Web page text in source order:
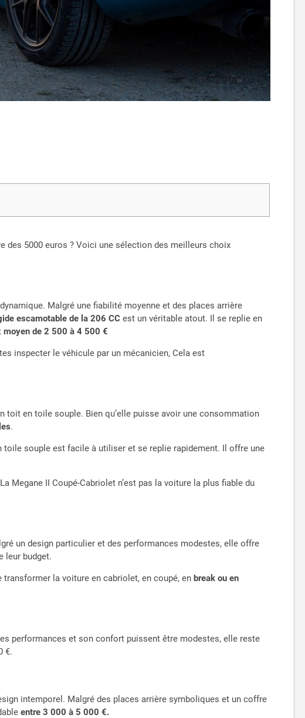
des 5000 euros ? Voici une sélection des meilleurs choix
Malgré une fiabilité moyenne et des places arrière
escamotable de la 206 CCest un véritable atout. Il se replie en
moyen de 2 500 à 4 500 €
inspecter le véhicule par un mécanicien, Cela est
en toile souple. Bien qu’elle puisse avoir une consommation
.
souple est facile à utiliser et se replie rapidement. Il offre une
Megane II Coupé-Cabriolet n’est pas la voiture la plus fiable du
un design particulier et des performances modestes, elle offre
leur budget.
transformer la voiture en cabriolet, en coupé, enbreak ou en
performances et son confort puissent être modestes, elle reste
€.
intemporel. Malgré des places arrière symboliques et un coffre
entre 3 000 à 5 000 €.